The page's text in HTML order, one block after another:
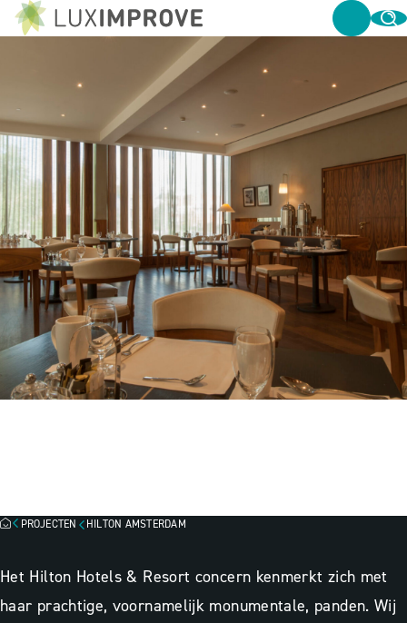
PROJECTEN HILTON AMSTERDAM
Het Hilton Hotels & Resort concern kenmerkt zich met
haar prachtige, voornamelijk monumentale, panden. Wij